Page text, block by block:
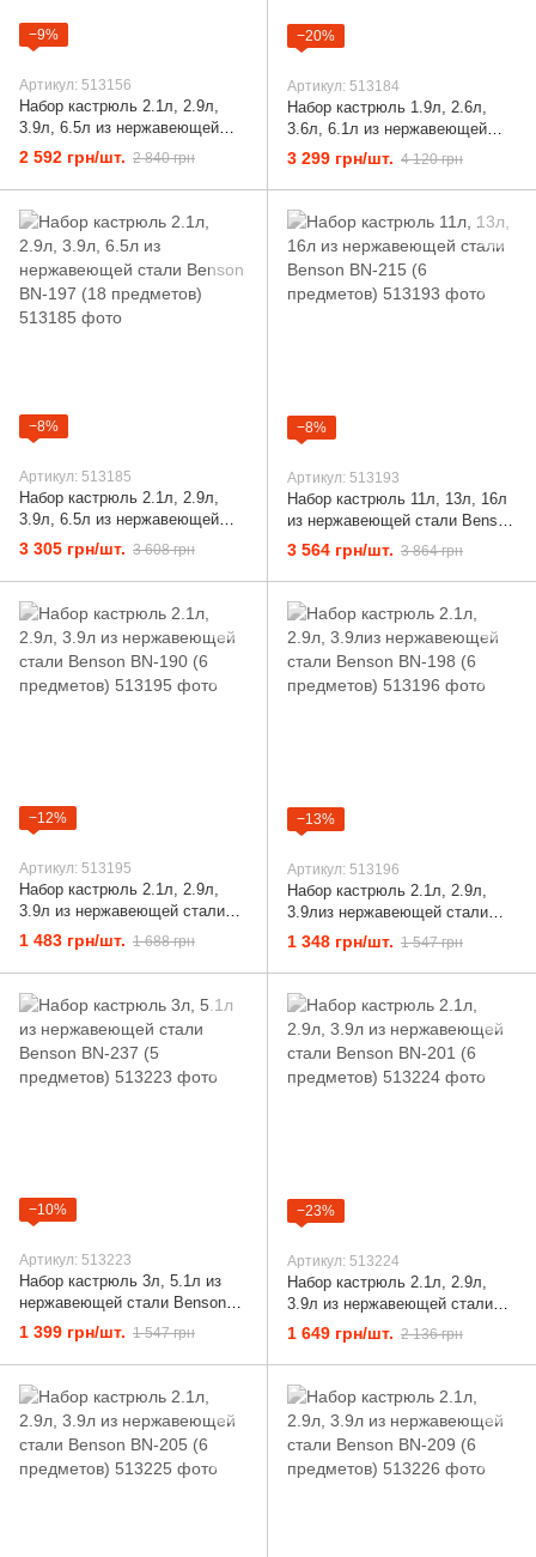
−9%
Артикул: 513156
Набор кастрюль 2.1л, 2.9л,
3.9л, 6.5л из нержавеющей
стали Benson BN-290 (12
предметов)
2 592 грн/шт. 2 840 грн
−20%
Артикул: 513184
Набор кастрюль 1.9л, 2.6л,
3.6л, 6.1л из нержавеющей
стали Benson BN-293 (12
предметов) Черный
3 299 грн/шт. 4 120 грн
−8%
Артикул: 513185
Набор кастрюль 2.1л, 2.9л,
3.9л, 6.5л из нержавеющей
стали Benson BN-197 (18
предметов)
3 305 грн/шт. 3 608 грн
−8%
Артикул: 513193
Набор кастрюль 11л, 13л, 16л
из нержавеющей стали Benson
BN-215 (6 предметов)
3 564 грн/шт. 3 864 грн
−12%
Артикул: 513195
Набор кастрюль 2.1л, 2.9л,
3.9л из нержавеющей стали
Benson BN-190 (6 предметов)
1 483 грн/шт. 1 688 грн
−13%
Артикул: 513196
Набор кастрюль 2.1л, 2.9л,
3.9лиз нержавеющей стали
Benson BN-198 (6 предметов)
1 348 грн/шт. 1 547 грн
−10%
Артикул: 513223
Набор кастрюль 3л, 5.1л из
нержавеющей стали Benson
BN-237 (5 предметов)
1 399 грн/шт. 1 547 грн
−23%
Артикул: 513224
Набор кастрюль 2.1л, 2.9л,
3.9л из нержавеющей стали
Benson BN-201 (6 предметов)
1 649 грн/шт. 2 136 грн